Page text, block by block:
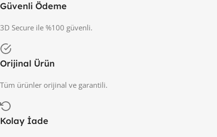
Güvenli Ödeme
3D Secure ile %100 güvenli.
Orijinal Ürün
Tüm ürünler orijinal ve garantili.
Kolay İade